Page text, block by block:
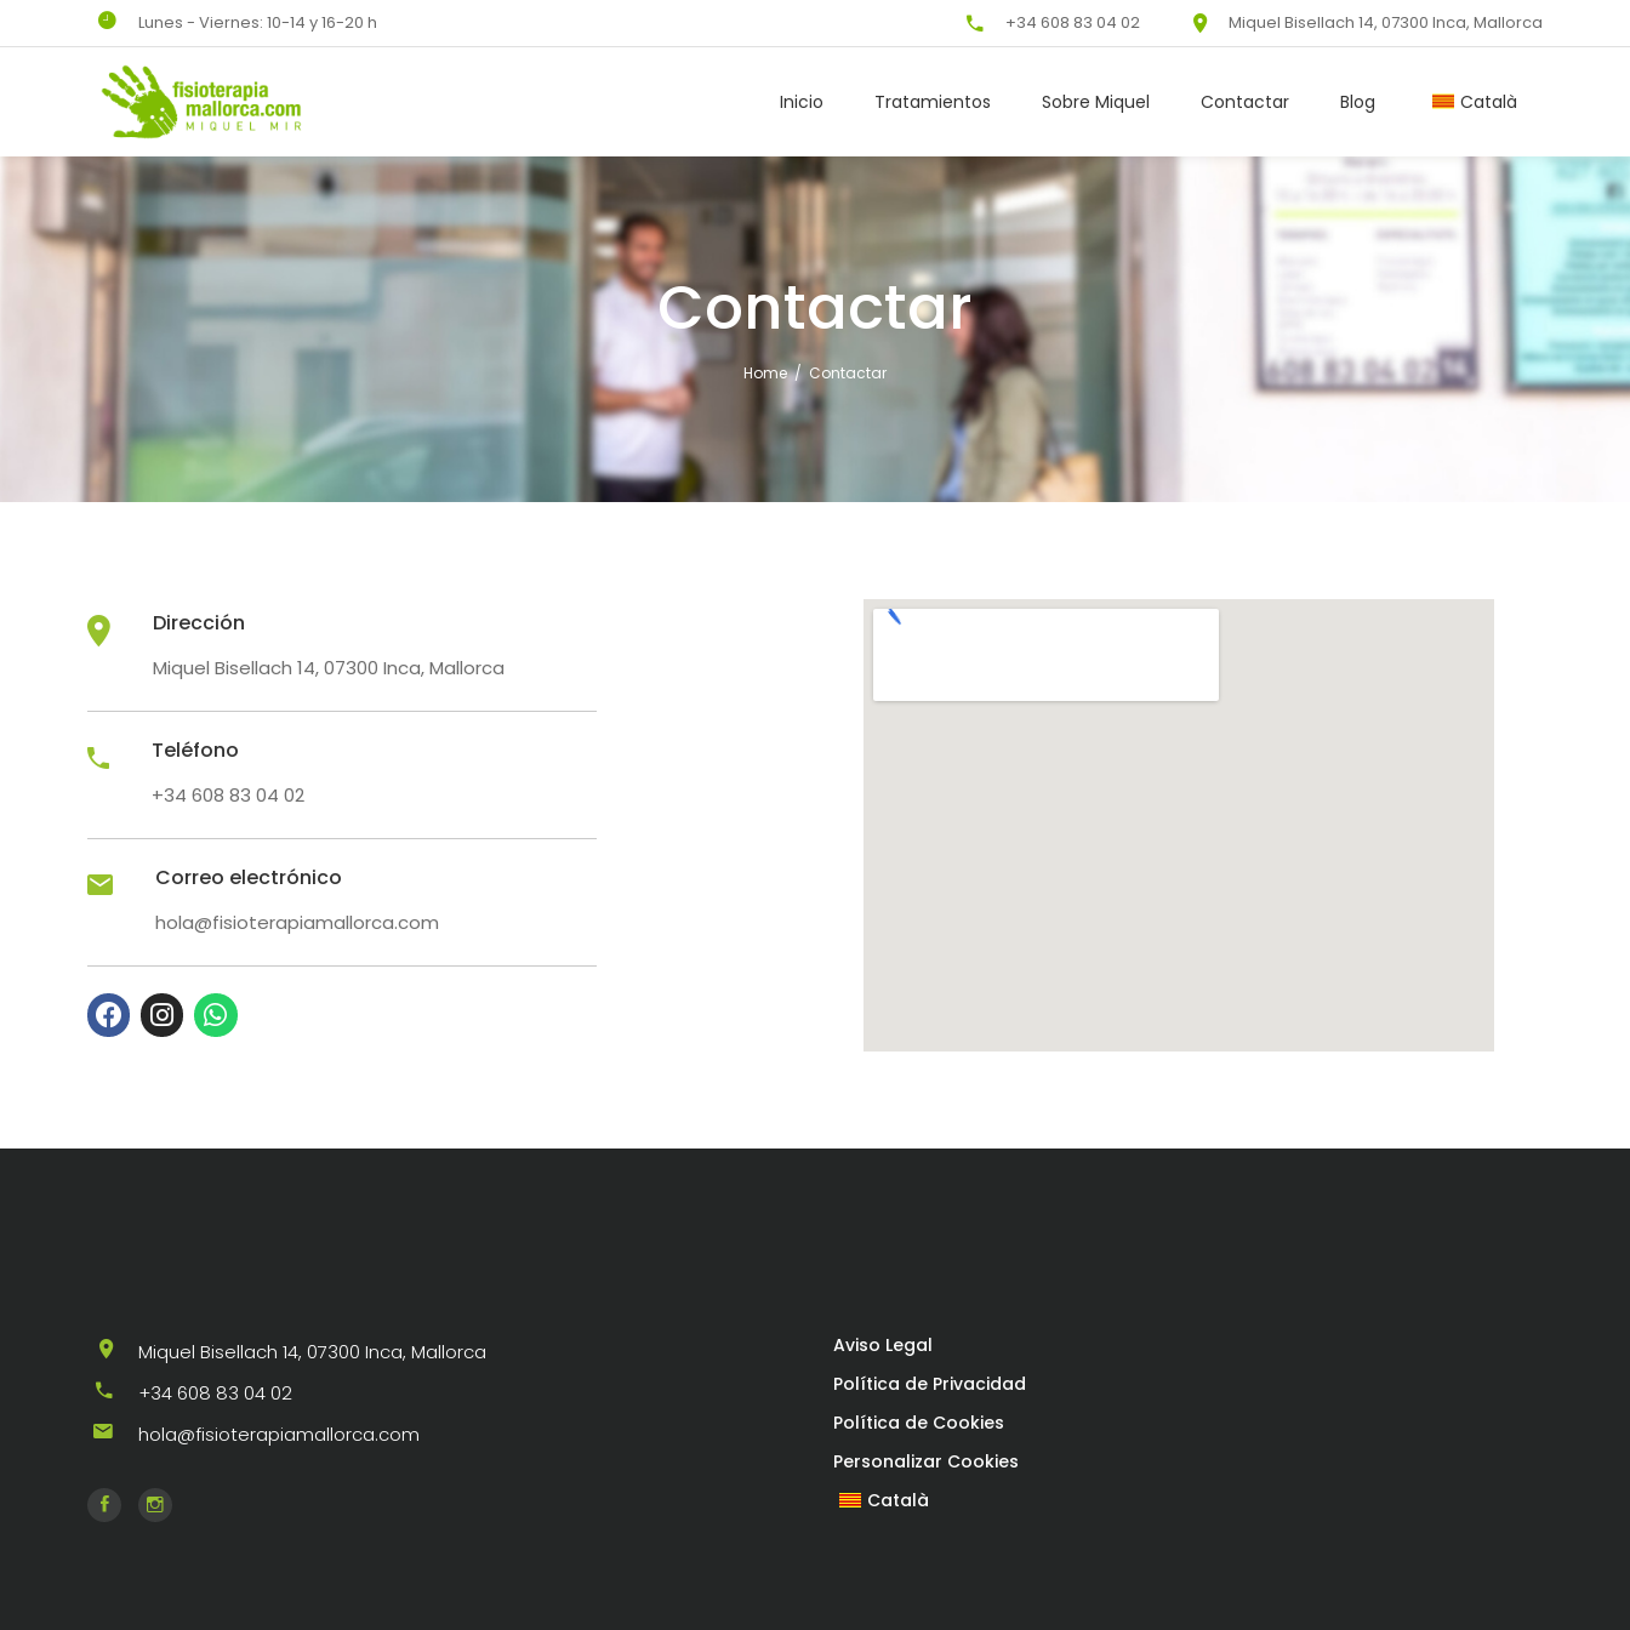
Lunes - Viernes: 10-14 y 16-20 h +34 608 83 04 02 Miquel Bisellach 14, 07300 Inca, Mallorca
Inicio Tratamientos Sobre Miquel Contactar Blog Català
Contactar
Home/ Contactar
Dirección
Miquel Bisellach 14, 07300 Inca, Mallorca
Teléfono
+34 608 83 04 02
Correo electrónico
hola@fisioterapiamallorca.com
Miquel Bisellach 14, 07300 Inca, Mallorca
+34 608 83 04 02
hola@fisioterapiamallorca.com
Aviso Legal
Política de Privacidad
Política de Cookies
Personalizar Cookies
Català